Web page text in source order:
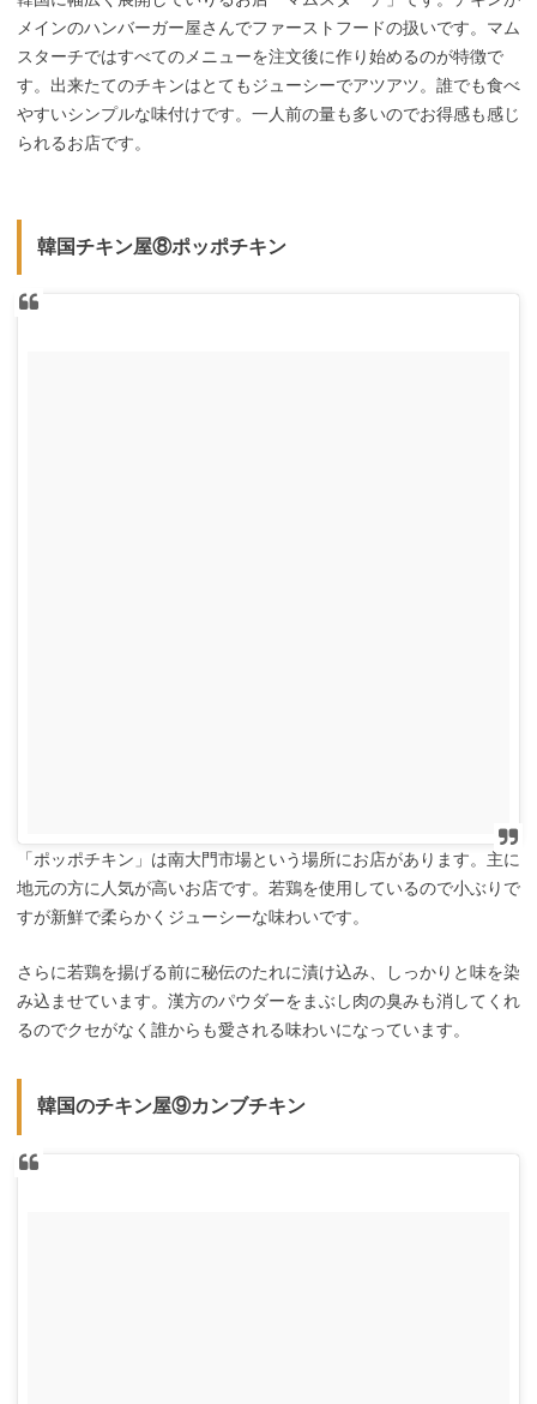
メインのハンバーガー屋さんでファーストフードの扱いです。マム
スターチではすべてのメニューを注文後に作り始めるのが特徴で
す。出来たてのチキンはとてもジューシーでアツアツ。誰でも食べ
やすいシンプルな味付けです。一人前の量も多いのでお得感も感じ
られるお店です。
韓国チキン屋⑧ポッポチキン
「ポッポチキン」は南大門市場という場所にお店があります。主に
地元の方に人気が高いお店です。若鶏を使用しているので小ぶりで
すが新鮮で柔らかくジューシーな味わいです。
さらに若鶏を揚げる前に秘伝のたれに漬け込み、しっかりと味を染
み込ませています。漢方のパウダーをまぶし肉の臭みも消してくれ
るのでクセがなく誰からも愛される味わいになっています。
韓国のチキン屋⑨カンブチキン